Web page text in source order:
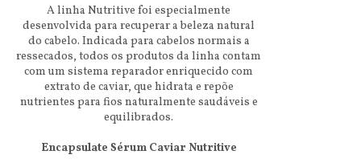
A linha Nutritive foi especialmente
desenvolvida para recuperar a beleza natural
do cabelo. Indicada para cabelos normais a
ressecados, todos os produtos da linha contam
com um sistema reparador enriquecido com
extrato de caviar, que hidrata e repõe
nutrientes para fios naturalmente saudáveis e
equilibrados.
Encapsulate Sérum Caviar Nutritive